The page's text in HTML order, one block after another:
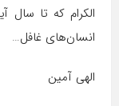
الکرام که تا سال
انسان‌های غافل…
الهی آمین